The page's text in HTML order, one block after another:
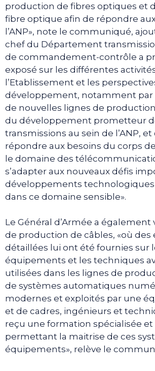
production de fibres optiques et
fibre optique afin de répondre
l’ANP», note le communiqué,
chef du Département
de commandement-contrôle a
exposé sur les différentes
l’Etablissement et les
développement, notamment par
de nouvelles lignes de
du développement prometteur
transmissions au sein de l’ANP, et
répondre aux besoins du corps
le domaine des
s’adapter aux nouveaux défis
développements technologiques
dans ce domaine sensible».
Le Général d’Armée a également
de production de câbles, «où des
détaillées lui ont été fournies sur
équipements et les techniques
utilisées dans les lignes de
de systèmes automatiques
modernes et exploités par une
et de cadres, ingénieurs et
reçu une formation spécialisée
permettant la maitrise de ces
équipements», relève le